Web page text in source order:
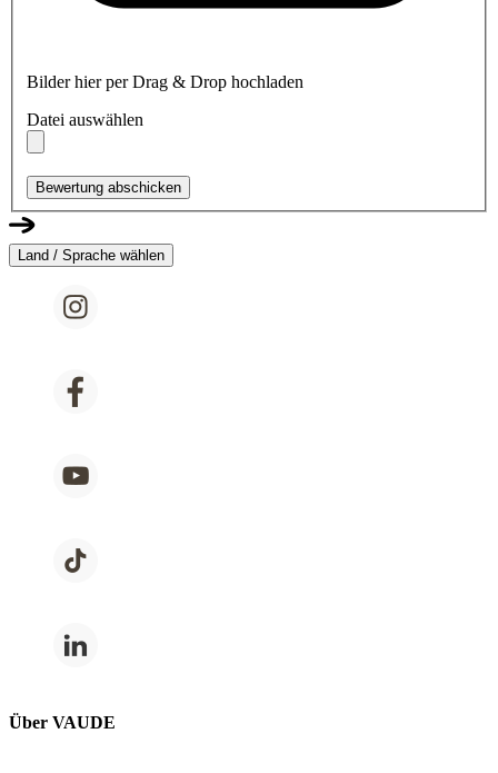
Bilder hier per Drag & Drop hochladen
Datei auswählen
Bewertung abschicken
Land / Sprache wählen
Über VAUDE